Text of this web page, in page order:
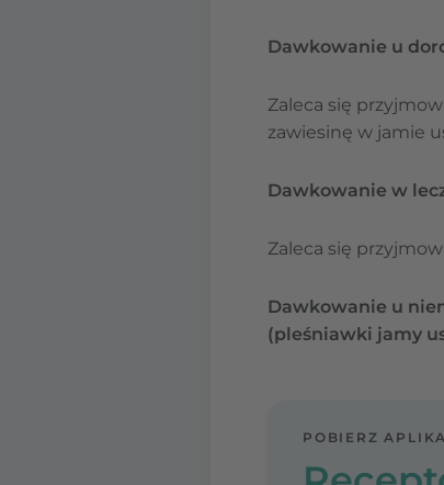
Dawkowanie u
Zaleca się
zawiesinę w jamie
Dawkowanie w
Zaleca się
Dawkowanie u
(pleśniawki jamy
POBIERZ